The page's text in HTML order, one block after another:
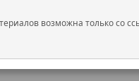
возможна только со